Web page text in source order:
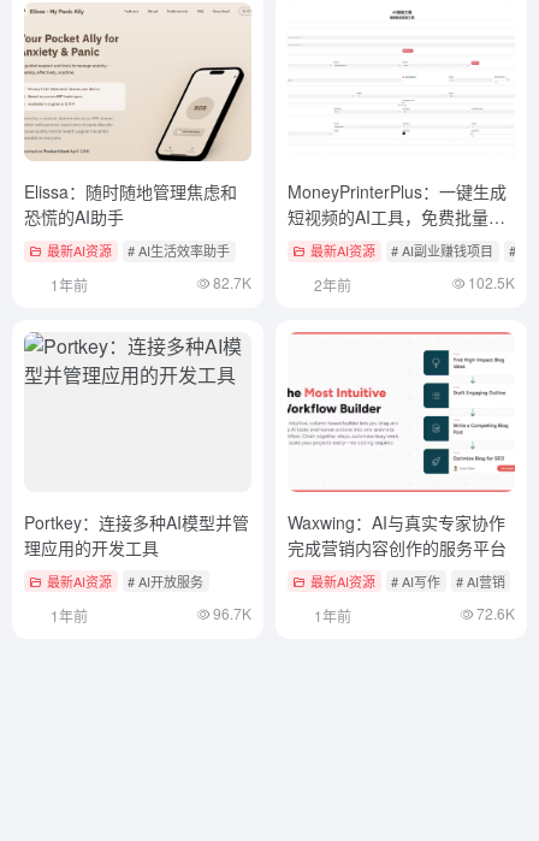
Elissa：随时随地管理焦虑和
恐慌的AI助手
最新AI资源 # AI生活效率助手
1年前 82.7K
MoneyPrinterPlus：一键生成
短视频的AI工具，免费批量混
剪 最新AI资源 # AI副业赚钱项目 # AI
2年前 102.5K
Portkey：连接多种AI模型并管
理应用的开发工具
最新AI资源 # AI开放服务
1年前 96.7K
Waxwing：AI与真实专家协作
完成营销内容创作的服务平台
最新AI资源 # AI写作 # AI营销
1年前 72.6K